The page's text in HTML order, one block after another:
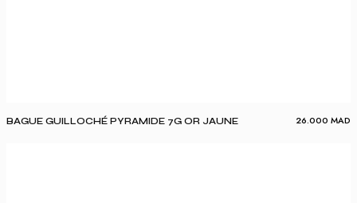
BAGUE GUILLOCHÉ PYRAMIDE 7G OR JAUNE 26.000 MAD